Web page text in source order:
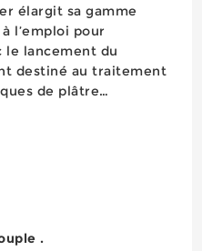
élargit sa gamme
l’emploi pour
le lancement du
destiné au traitement
de plâtre
.